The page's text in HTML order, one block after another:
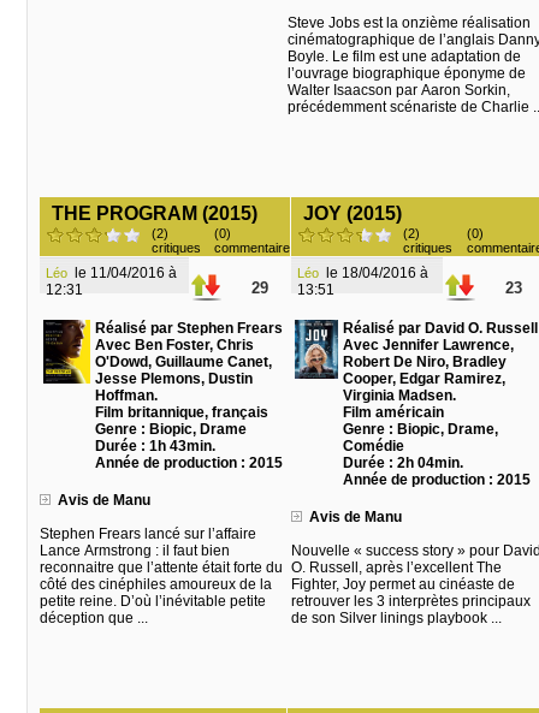
Steve Jobs est la onzième réalisation
cinématographique de l’anglais
Boyle. Le film est une adaptation de
l’ouvrage biographique éponyme de
Walter Isaacson par Aaron Sorkin,
précédemment scénariste de Charlie
THE PROGRAM (2015)
(2)
critiques
(0)
commentaire
Léo
12:31
29
Réalisé par Stephen Frears
Avec Ben Foster, Chris
O'Dowd, Guillaume Canet,
Jesse Plemons, Dustin
Hoffman.
Film britannique, français
Genre : Biopic, Drame
Durée : 1h 43min.
Année de production : 2015
Avis de Manu
Stephen Frears lancé sur l’affaire
Lance Armstrong : il faut bien
reconnaitre que l’attente était forte du
côté des cinéphiles amoureux de la
petite reine. D’où l’inévitable petite
déception que ...
JOY (2015)
(2)
critiques
(0)
Léo
13:51
23
Réalisé par David O. Russell
Avec Jennifer Lawrence,
Robert De Niro, Bradley
Cooper, Edgar Ramirez,
Virginia Madsen.
Film américain
Genre : Biopic, Drame,
Comédie
Durée : 2h 04min.
Année de production : 2015
Avis de Manu
Nouvelle « success story » pour
O. Russell, après l’excellent The
Fighter, Joy permet au cinéaste de
retrouver les 3 interprètes principaux
de son Silver linings playbook ...